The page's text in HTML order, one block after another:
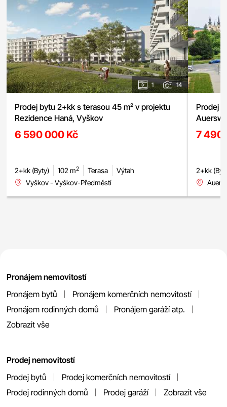
1 14
Prodej bytu 2+kk s terasou 45 m² v projektu
Rezidence Haná, Vyškov
6 590 000 Kč
2+kk (Byty) 102 m2 Terasa
Výtah
Vyškov - Vyškov-Předměstí
Prodej
7 490
2+kk
Pronájem nemovitostí
Pronájem bytů
Pronájem komerčních nemovitostí
Pronájem rodinných domů
Pronájem garáží atp.
Zobrazit vše
Prodej nemovitostí
Prodej bytů
Prodej komerčních nemovitostí
Prodej rodinných domů
Prodej garáží Zobrazit vše